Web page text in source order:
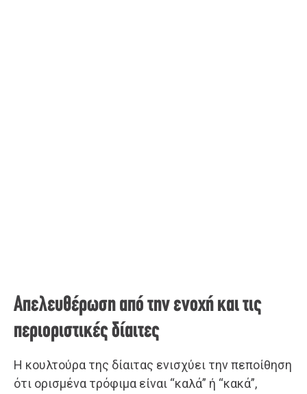
Απελευθέρωση από την ενοχή και τις
περιοριστικές δίαιτες
Η κουλτούρα της δίαιτας ενισχύει την πεποίθηση
ότι ορισμένα τρόφιμα είναι “καλά” ή “κακά”,